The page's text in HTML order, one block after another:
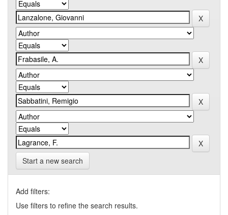
Start a new search
Add filters:
Use filters to refine the search results.